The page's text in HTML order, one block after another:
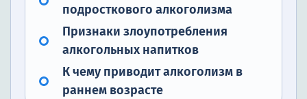
подросткового алкоголизма
Признаки злоупотребления
алкогольных напитков
К чему приводит алкоголизм в
раннем возрасте